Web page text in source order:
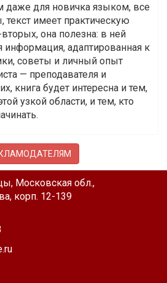
даже для новичка языком, все
имеет практическую
она полезна: в ней
информация, адаптированная к
советы и личный опыт
— преподавателя и
книга будет интересна и тем,
узкой области, и тем, кто
Московская обл.,
корп. 12-139